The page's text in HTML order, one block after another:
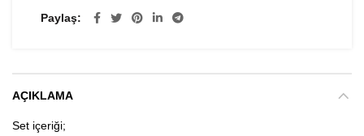
Paylaş
AÇIKLAMA
Set içeriği;